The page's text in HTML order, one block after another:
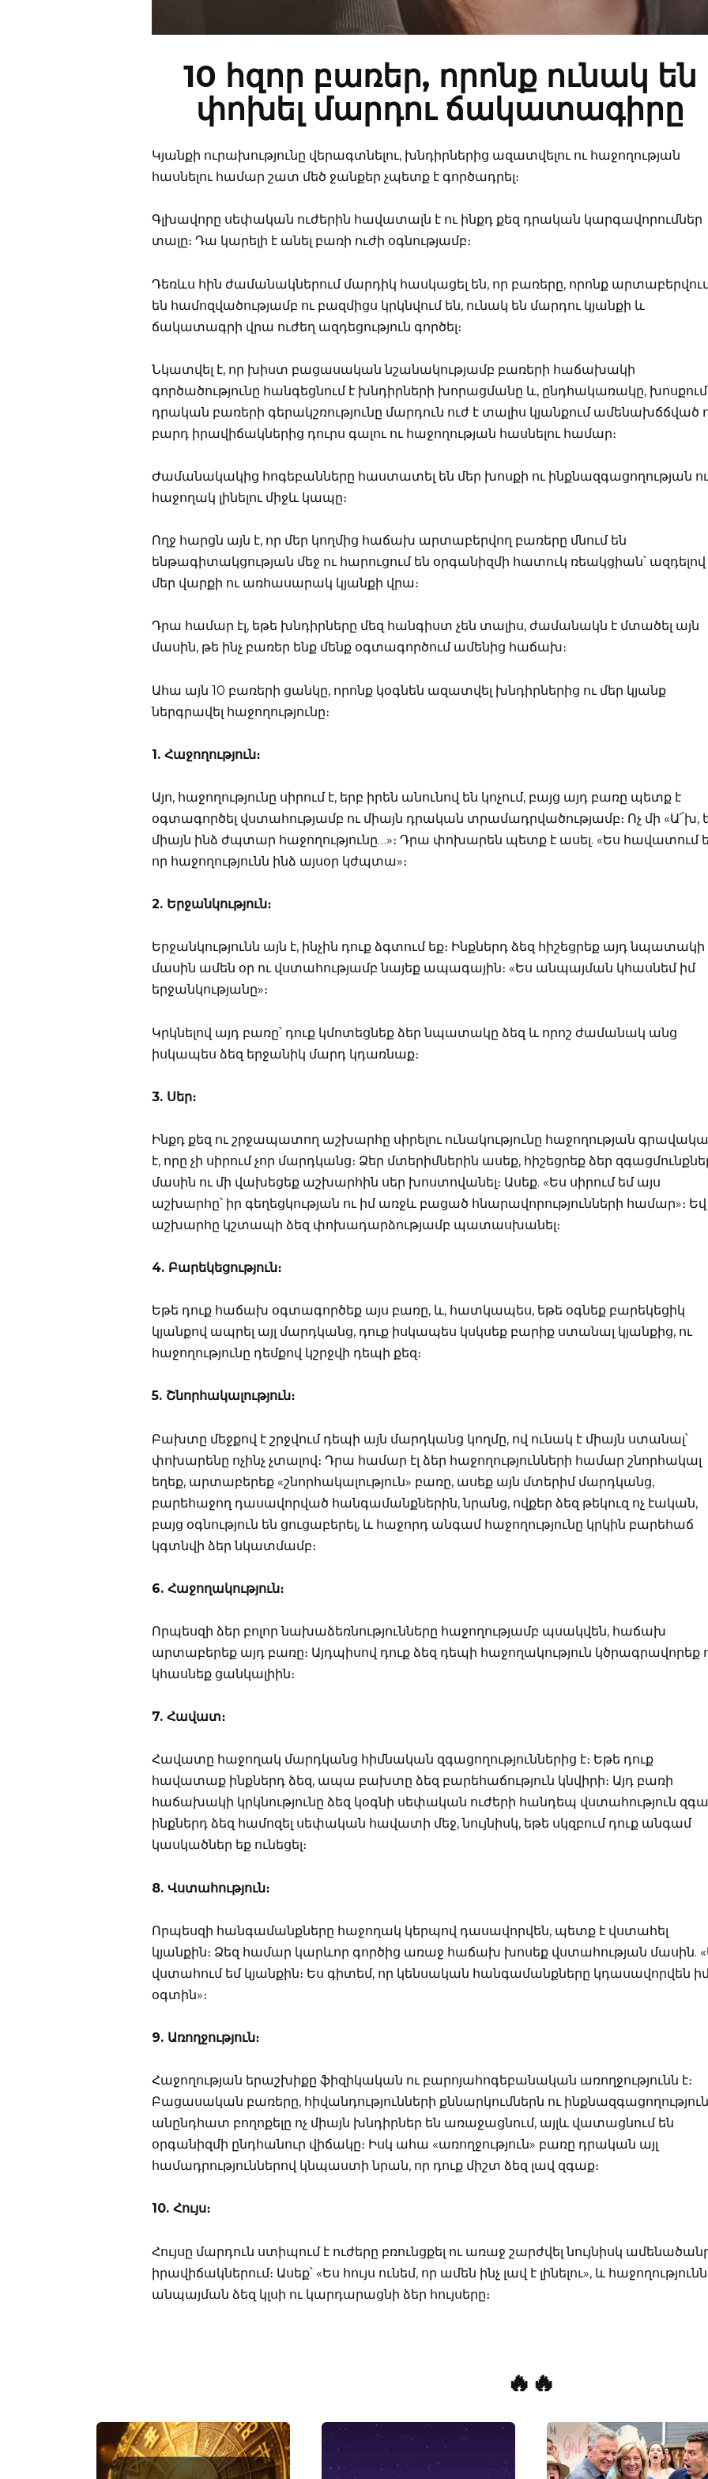
10 հզոր բառեր, որոնք ունակ են
փոխել մարդու ճակատագիրը
Կյանքի ուրախությունը վերագտնելու, խնդիրներից ազատվելու ու հաջողության
հասնելու համար շատ մեծ ջանքեր չպետք է գործադրել։
Գլխավորը սեփական ուժերին հավատալն է ու ինքդ քեզ դրական կարգավորումներ
տալը։ Դա կարելի է անել բառի ուժի օգնությամբ։
Դեռևս հին ժամանակներում մարդիկ հասկացել են, որ բառերը, որոնք
են համոզվածությամբ ու բազմիցս կրկնվում են, ունակ են մարդու կյանքի և
ճակատագրի վրա ուժեղ ազդեցություն գործել։
Նկատվել է, որ խիստ բացասական նշանակությամբ բառերի հաճախակի
գործածությունը հանգեցնում է խնդիրների խորացմանը և, ընդհակառակը, խոսքում
դրական բառերի գերակշռությունը մարդուն ուժ է տալիս կյանքում ամենախճճված
բարդ իրավիճակներից դուրս գալու ու հաջողության հասնելու համար։
Ժամանակակից հոգեբանները հաստատել են մեր խոսքի ու ինքնազգացողության ու
հաջողակ լինելու միջև կապը։
Ողջ հարցն այն է, որ մեր կողմից հաճախ արտաբերվող բառերը մնում են
ենթագիտակցության մեջ ու հարուցում են օրգանիզմի հատուկ ռեակցիան՝ ազդելով
մեր վարքի ու առհասարակ կյանքի վրա։
Դրա համար էլ, եթե խնդիրները մեզ հանգիստ չեն տալիս, ժամանակն է մտածել այն
մասին, թե ինչ բառեր ենք մենք օգտագործում ամենից հաճախ։
Ահա այն 10 բառերի ցանկը, որոնք կօգնեն ազատվել խնդիրներից ու մեր կյանք
ներգրավել հաջողությունը։
1. Հաջողություն։
Այո, հաջողությունը սիրում է, երբ իրեն անունով են կոչում, բայց այդ բառը պետք է
օգտագործել վստահությամբ ու միայն դրական տրամադրվածությամբ։ Ոչ մի «Ա՜խ,
միայն ինձ ժպտար հաջողությունը…»։ Դրա փոխարեն պետք է ասել. «Ես հավատում
որ հաջողությունն ինձ այսօր կժպտա»։
2. Երջանկություն։
Երջանկությունն այն է, ինչին դուք ձգտում եք։ Ինքներդ ձեզ հիշեցրեք այդ նպատակի
մասին ամեն օր ու վստահությամբ նայեք ապագային։ «Ես անպայման կհասնեմ իմ
երջանկությանը»։
Կրկնելով այդ բառը՝ դուք կմոտեցնեք ձեր նպատակը ձեզ և որոշ ժամանակ անց
իսկապես ձեզ երջանիկ մարդ կդառնաք։
3. Սեր։
Ինքդ քեզ ու շրջապատող աշխարհը սիրելու ունակությունը հաջողության
է, որը չի սիրում չոր մարդկանց։ Ձեր մտերիմներին ասեք, հիշեցրեք ձեր
մասին ու մի վախեցեք աշխարհին սեր խոստովանել։ Ասեք. «Ես սիրում եմ այս
աշխարհը՝ իր գեղեցկության ու իմ առջև բացած հնարավորությունների համար»։ Եվ
աշխարհը կշտապի ձեզ փոխադարձությամբ պատասխանել։
4. Բարեկեցություն։
Եթե դուք հաճախ օգտագործեք այս բառը, և, հատկապես, եթե օգնեք բարեկեցիկ
կյանքով ապրել այլ մարդկանց, դուք իսկապես կսկսեք բարիք ստանալ կյանքից, ու
հաջողությունը դեմքով կշրջվի դեպի քեզ։
5. Շնորհակալություն։
Բախտը մեջքով է շրջվում դեպի այն մարդկանց կողմը, ով ունակ է միայն ստանալ՝
փոխարենը ոչինչ չտալով։ Դրա համար էլ ձեր հաջողությունների համար շնորհակալ
եղեք, արտաբերեք «շնորհակալություն» բառը, ասեք այն մտերիմ մարդկանց,
բարեհաջող դասավորված հանգամանքներին, նրանց, ովքեր ձեզ թեկուզ ոչ էական,
բայց օգնություն են ցուցաբերել, և հաջորդ անգամ հաջողությունը կրկին բարեհաճ
կգտնվի ձեր նկատմամբ։
6. Հաջողակություն։
Որպեսզի ձեր բոլոր նախաձեռնությունները հաջողությամբ պսակվեն, հաճախ
արտաբերեք այդ բառը։ Այդպիսով դուք ձեզ դեպի հաջողակություն կծրագրավորեք
կհասնեք ցանկալիին։
7. Հավատ։
Հավատը հաջողակ մարդկանց հիմնական զգացողություններից է։ Եթե դուք
հավատաք ինքներդ ձեզ, ապա բախտը ձեզ բարեհաճություն կնվիրի։ Այդ բառի
հաճախակի կրկնությունը ձեզ կօգնի սեփական ուժերի հանդեպ վստահություն
ինքներդ ձեզ համոզել սեփական հավատի մեջ, նույնիսկ, եթե սկզբում դուք անգամ
կասկածներ եք ունեցել։
8. Վստահություն։
Որպեսզի հանգամանքները հաջողակ կերպով դասավորվեն, պետք է վստահել
կյանքին։ Ձեզ համար կարևոր գործից առաջ հաճախ խոսեք վստահության մասին.
վստահում եմ կյանքին։ Ես գիտեմ, որ կենսական հանգամանքները կդասավորվեն
օգտին»։
9. Առողջություն։
Հաջողության երաշխիքը ֆիզիկական ու բարոյահոգեբանական առողջությունն է։
Բացասական բառերը, հիվանդությունների քննարկումներն ու
անընդհատ բողոքելը ոչ միայն խնդիրներ են առաջացնում, այլև վատացնում են
օրգանիզմի ընդհանուր վիճակը։ Իսկ ահա «առողջություն» բառը դրական այլ
համադրություններով կնպաստի նրան, որ դուք միշտ ձեզ լավ զգաք։
10. Հույս։
Հույսը մարդուն ստիպում է ուժերը բռունցքել ու առաջ շարժվել նույնիսկ
իրավիճակներում։ Ասեք՝ «Ես հույս ունեմ, որ ամեն ինչ լավ է լինելու», և հաջողությունն
անպայման ձեզ կլսի ու կարդարացնի ձեր հույսերը։
🔥🔥